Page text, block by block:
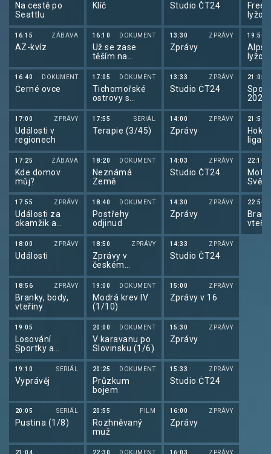
Na cestě po
Seattlu
16:15 ZÁBAVA
AZ-kvíz
16:40 DOKUMENT
Černé ovce
17:00 ZPRÁVY
Události v
regionech
17:25 ZÁBAVA
Kde domov
můj?
17:55 ZPRÁVY
Události za
okamžik a
počasí
18:00 ZPRÁVY
Události
18:56 ZPRÁVY
Branky, body,
vteřiny
19:05
Losování
Sportky a
Šance
19:10 SERIÁL
Vyprávěj
20:05 SERIÁL
Pustina (1/8)
21:04
Klíč
16:10 DOKUMENT
Už se zase
těším na
pondělí
17:05 DOKUMENT
Tichomořské
ostrovy s
Martinem
Clunesem
(1/3)
17:55 SERIÁL
Terapie (3/45)
18:20 DOKUMENT
Neznámá
Země
18:40 DOKUMENT
Postřehy
odjinud
18:50 ZPRÁVY
Zprávy v
českém
znakovém
jazyce
19:00 DOKUMENT
Modrá krev IV
(1/10)
20:00 DOKUMENT
V karavanu po
Slovinsku (1/6)
20:25 DOKUMENT
Průzkum
bojem
20:55 FILM
Rozhněvaný
muž
22:30 DOKUMENT
Studio ČT24
13:30 ZPRÁVY
Zprávy
13:33 ZPRÁVY
Studio ČT24
14:00 ZPRÁVY
Zprávy
14:03 ZPRÁVY
Studio ČT24
14:30 ZPRÁVY
Zprávy
14:33 ZPRÁVY
Studio ČT24
15:00 ZPRÁVY
Zprávy v 16
15:30 ZPRÁVY
Zprávy
15:33 ZPRÁVY
Studio ČT24
16:00 ZPRÁVY
Zprávy
16:03 ZPRÁVY
19:50
21:05
2025
21:50
liga
22:10
Svět
22:50